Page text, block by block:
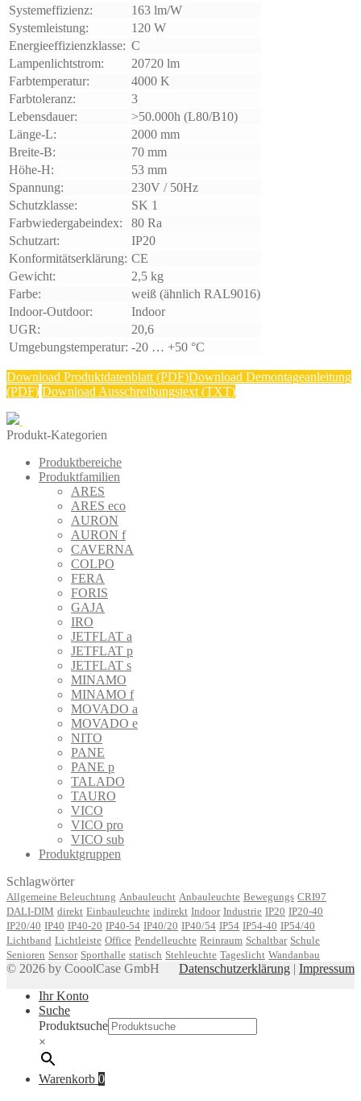
Systemeffizienz:
163 lm/W
Systemleistung:
120 W
Energieeffizienzklasse: C
Lampenlichtstrom:
20720 lm
Farbtemperatur:
4000 K
Farbtoleranz:
3
Lebensdauer:
>50.000h (L80/B10)
Länge-L:
2000 mm
Breite-B:
70 mm
Höhe-H:
53 mm
Spannung:
230V / 50Hz
Schutzklasse:
SK 1
Farbwiedergabeindex:
80 Ra
Schutzart:
IP20
Konformitätserklärung: CE
Gewicht:
2,5 kg
Farbe:
weiß (ähnlich RAL9016)
Indoor-Outdoor:
Indoor
UGR:
20,6
Umgebungstemperatur: -20 … +50 °C
Download Produktdatenblatt (PDF)Download Demontageanleitung
(PDF) Download Ausschreibungstext (TXT)
Produkt-Kategorien
Produktbereiche
Produktfamilien
ARES
ARES eco
AURON
AURON f
CAVERNA
COLPO
FERA
FORIS
GAJA
IRO
JETFLAT a
JETFLAT p
JETFLAT s
MINAMO
MINAMO f
MOVADO a
MOVADO e
NITO
PANE
PANE p
TALADO
TAURO
VICO
VICO pro
VICO sub
Produktgruppen
Schlagwörter
Allgemeine Beleuchtung Anbauleucht Anbauleuchte Bewegungs CRI97
DALI-DIM direkt Einbauleuchte indirekt Indoor Industrie IP20 IP20-40
IP20/40 IP40 IP40-20 IP40-54 IP40/20 IP40/54 IP54 IP54-40 IP54/40
Lichtband Lichtleiste Office Pendelleuchte Reinraum Schaltbar Schule
Senioren Sensor Sporthalle statisch Stehleuchte Tageslicht Wandanbau
© 2026 by CooolCase GmbH Datenschutzerklärung | Impressum
Ihr Konto
Suche
Produktsuche
×
Warenkorb 0